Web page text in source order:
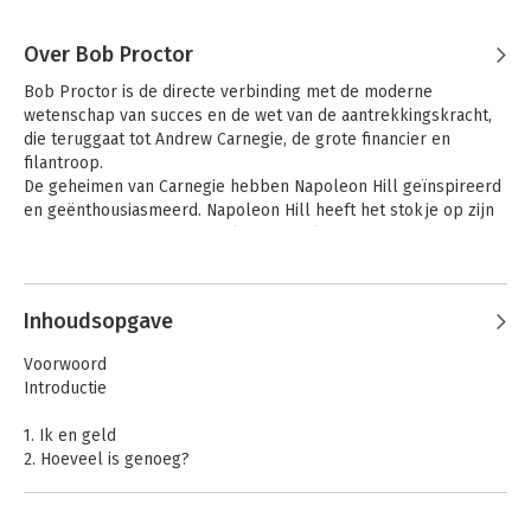
Over Bob Proctor
Bob Proctor is de directe verbinding met de moderne
wetenschap van succes en de wet van de aantrekkingskracht,
die teruggaat tot Andrew Carnegie, de grote financier en
filantroop.
De geheimen van Carnegie hebben Napoleon Hill geïnspireerd
en geënthousiasmeerd. Napoleon Hill heeft het stokje op zijn
dé inspirator in de bestseller The Secret, werkt al 40 jaar op
seminars en persoonlijke coaching heeft hij de levens van
miljoenen mensen veranderd.
Andere boeken door Bob Proctor
Inhoudsopgave
Voorwoord
Introductie
1. Ik en geld
2. Hoeveel is genoeg?